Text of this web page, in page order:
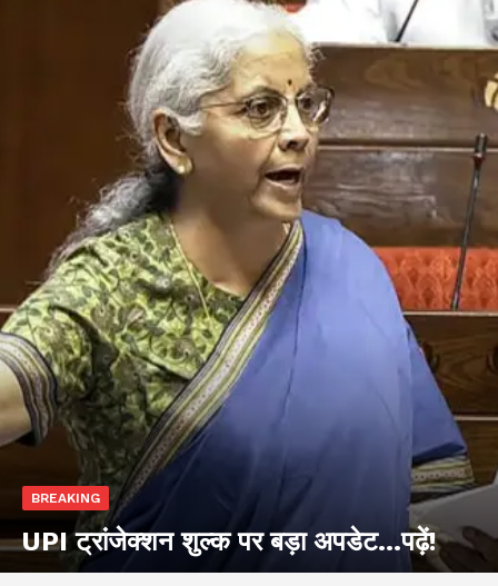
BREAKING
UPI ट्रांजेक्शन शुल्क पर बड़ा अपडेट…पढ़ें!